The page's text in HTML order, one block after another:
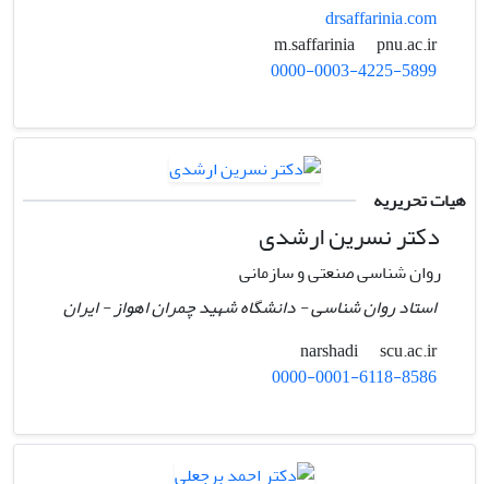
drsaffarinia.com
m.saffarinia
pnu.ac.ir
0000-0003-4225-5899
هیات تحریریه
دکتر نسرین ارشدی
روان شناسی صنعتی و سازمانی
استاد روان شناسی - دانشگاه شهید چمران اهواز - ایران
narshadi
scu.ac.ir
0000-0001-6118-8586